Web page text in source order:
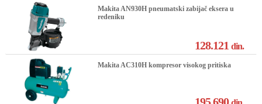
Makita AN930H pneumatski zabijač eksera u
redeniku
128.121din.
Makita AC310H kompresor visokog pritiska